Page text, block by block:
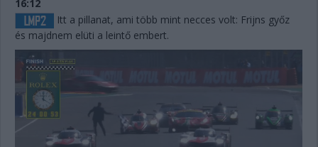
16:12
Itt a pillanat, ami több mint necces volt: Frijns győz
és majdnem elüti a leintő embert.